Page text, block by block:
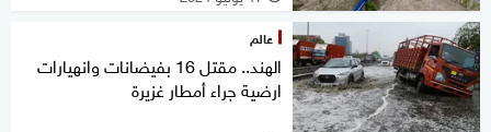
عالم
الهند.. مقتل 16 بفيضانات وانهيارات
ارضية جراء أمطار غزيرة